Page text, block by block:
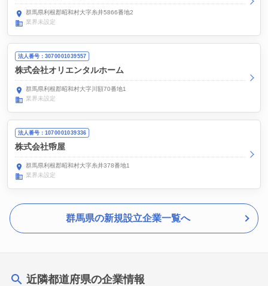
群馬県利根郡昭和村大字糸井5866番地2
業界未設定
法人番号：3070001039557
株式会社オリエンタルホーム
群馬県利根郡昭和村大字川額70番地1
業界未設定
法人番号：1070001039336
株式会社帋屋
群馬県利根郡昭和村大字糸井378番地1
業界未設定
群馬県の新規設立企業一覧へ
近隣都道府県の企業情報